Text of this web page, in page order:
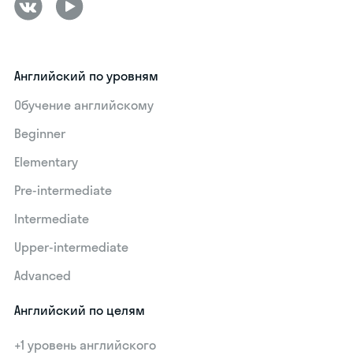
Английский по уровням
Обучение английскому
Beginner
Elementary
Pre-intermediate
Intermediate
Upper-intermediate
Advanced
Английский по целям
+1 уровень английского